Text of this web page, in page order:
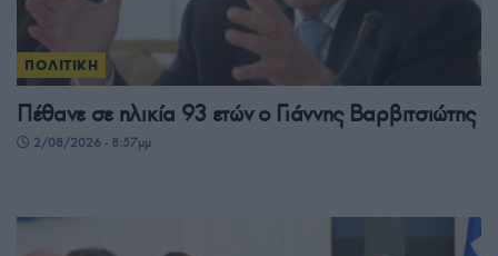
ΠΟΛΙΤΙΚΗ
Πέθανε σε ηλικία 93 ετών ο Γιάννης Βαρβιτσιώτης
2/08/2026 - 8:57μμ